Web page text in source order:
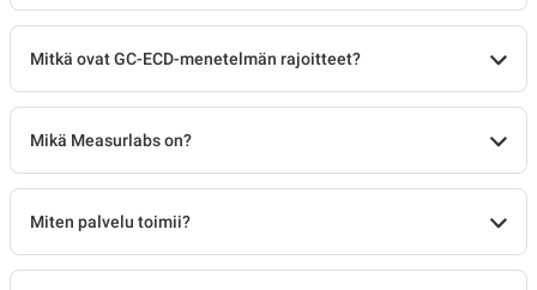
Mitkä ovat GC-ECD-menetelmän rajoitteet?
Mikä Measurlabs on?
Miten palvelu toimii?